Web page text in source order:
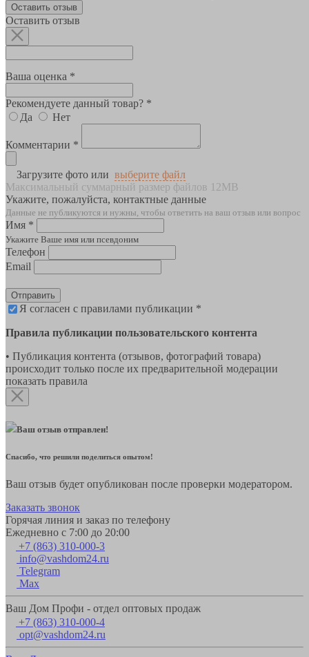
Оставить отзыв
Оставить отзыв
Ваша оценка *
Рекомендуете данный товар? *
Да
Нет
Комментарии *
Загрузите фото или выберите файл
Максимальный суммарный размер файлов 12MB
Укажите, пожалуйста, контактные данные
Данные не публикуются и нужны, чтобы ответить на ваш отзыв или вопрос
Имя *
Укажите Ваше имя или псевдоним
Телефон
Email
Отправить
Я согласен с правилами публикации *
Правила публикации пользовательского контента
• Публикация контента (отзывов, фотографий товара)
происходит только после их предварительной модерации
показать правила
Ваш отзыв отправлен!
Спасибо, что решили поделиться опытом!
Ваш отзыв будет опубликован после проверки модератором.
Заказать звонок
Горячая линия и заказ по телефону
Ежедневно с 7:00 до 20:00
+7 (863) 310-000-3
info@vashdom24.ru
Telegram
Max
Ваш Дом Профи - отдел оптовых продаж
+7 (863) 310-000-4
opt@vashdom24.ru